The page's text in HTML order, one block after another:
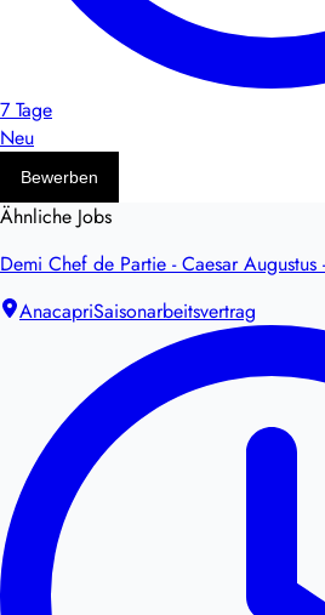
7 Tage
Neu
Bewerben
Ähnliche Jobs
Demi Chef de Partie - Caesar
AnacapriSaisonarbeitsvertrag